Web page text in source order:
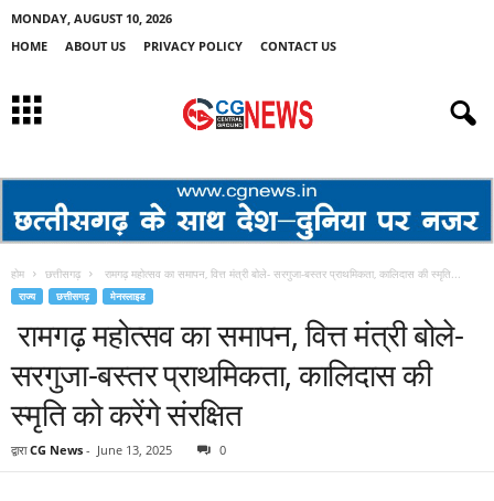
MONDAY, AUGUST 10, 2026
HOME
ABOUT US PRIVACY POLICY CONTACT US
होम छत्तीसगढ़ रामगढ़ महोत्सव का समापन, वित्त मंत्री बोले- सरगुजा-बस्तर प्राथमिकता, कालिदास की स्मृति...
राज्य छत्तीसगढ़ मेनस्लाइड
रामगढ़ महोत्सव का समापन, वित्त मंत्री बोले-
सरगुजा-बस्तर प्राथमिकता, कालिदास की
स्मृति को करेंगे संरक्षित
द्वारा CG News - June 13, 2025 0